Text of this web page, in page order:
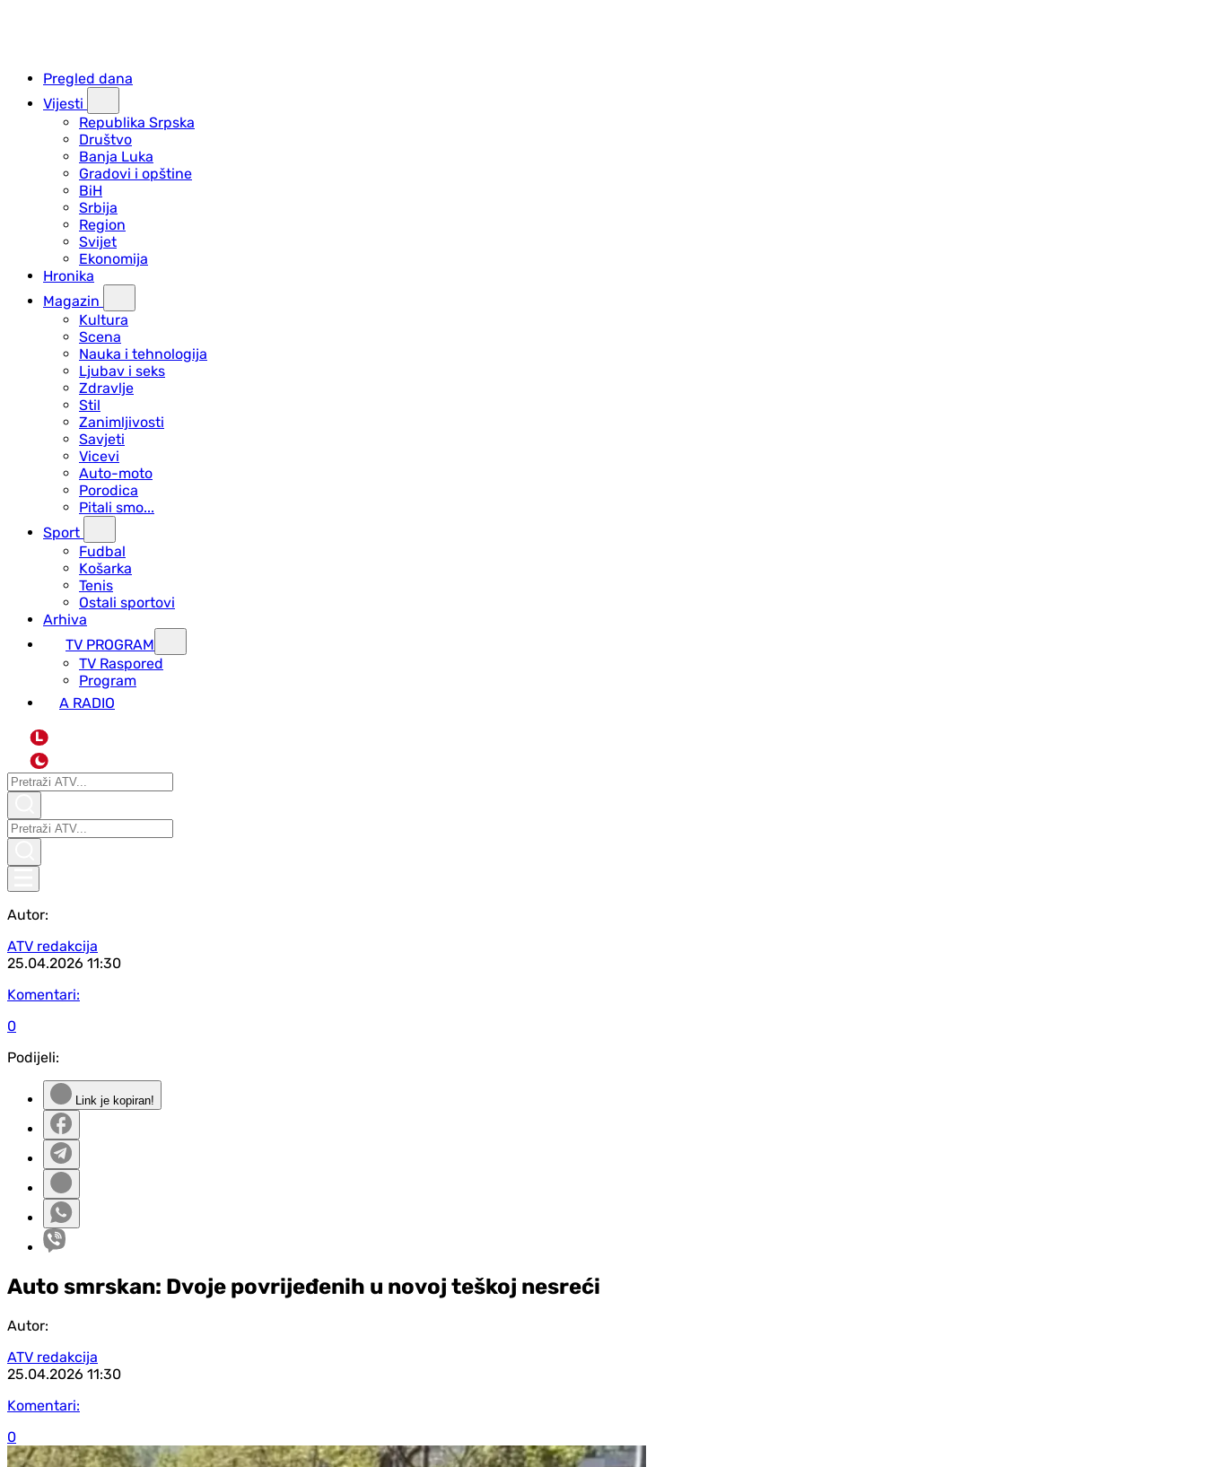
Pregled dana
Vijesti
Republika Srpska
Društvo
Banja Luka
Gradovi i opštine
BiH
Srbija
Region
Svijet
Ekonomija
Hronika
Magazin
Kultura
Scena
Nauka i tehnologija
Ljubav i seks
Zdravlje
Stil
Zanimljivosti
Savjeti
Vicevi
Auto-moto
Porodica
Pitali smo...
Sport
Fudbal
Košarka
Tenis
Ostali sportovi
Arhiva
TV PROGRAM
ТV Raspored
Program
A RADIO
L
Autor:
ATV redakcija
25.04.2026 11:30
Komentari:
0
Podijeli:
Link je kopiran!
Auto smrskan: Dvoje povrijeđenih u novoj teškoj nesreći
Autor:
ATV redakcija
25.04.2026 11:30
Komentari:
0